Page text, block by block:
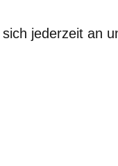
jederzeit an